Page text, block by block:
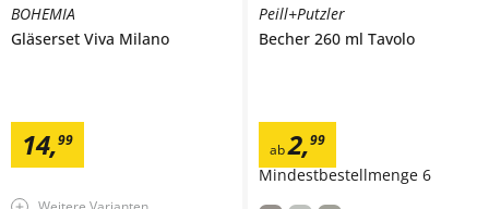
BOHEMIA
Gläserset Viva Milano
14,99
Peill+Putzler
Becher 260 ml Tavolo
ab2,99
Mindestbestellmenge 6